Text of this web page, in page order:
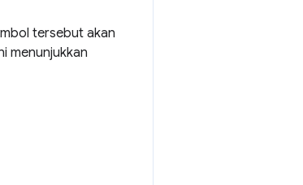
tersebut akan
menunjukkan